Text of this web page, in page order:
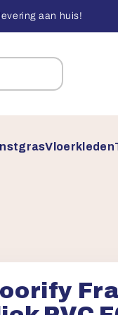
aan huis!
Vloerkleden